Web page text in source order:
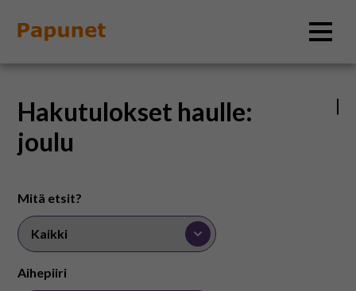
Materiaalit
Hakutulokset haulle:
joulu
Mitä etsit?
Aihepiiri